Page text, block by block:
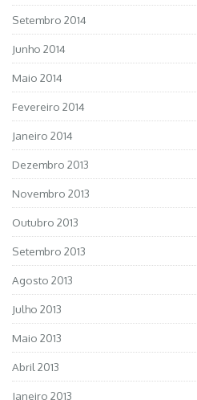
Setembro 2014
Junho 2014
Maio 2014
Fevereiro 2014
Janeiro 2014
Dezembro 2013
Novembro 2013
Outubro 2013
Setembro 2013
Agosto 2013
Julho 2013
Maio 2013
Abril 2013
Janeiro 2013